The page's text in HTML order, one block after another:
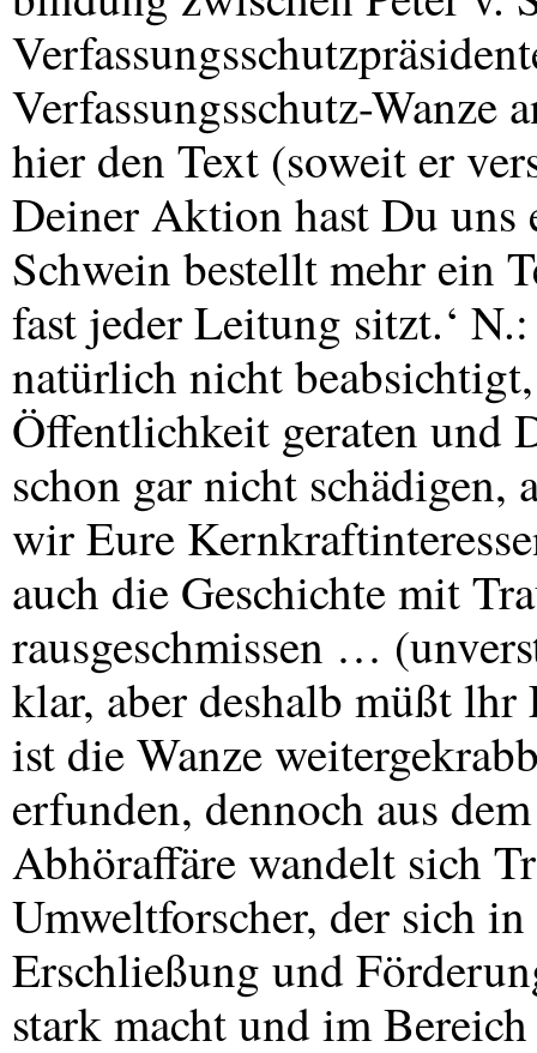
Verfassungsschutz-Wanze
hier den Text (soweit er
Deiner Aktion hast Du uns
Schwein bestellt mehr ein
fast jeder Leitung sitzt.‘
natürlich nicht
Öffentlichkeit geraten und
schon gar nicht schädigen,
wir Eure
auch die Geschichte mit
rausgeschmissen …
klar, aber deshalb müßt
ist die Wanze
erfunden, dennoch aus
Abhöraffäre wandelt sich
Umweltforscher, der sich
Erschließung und
stark macht und im